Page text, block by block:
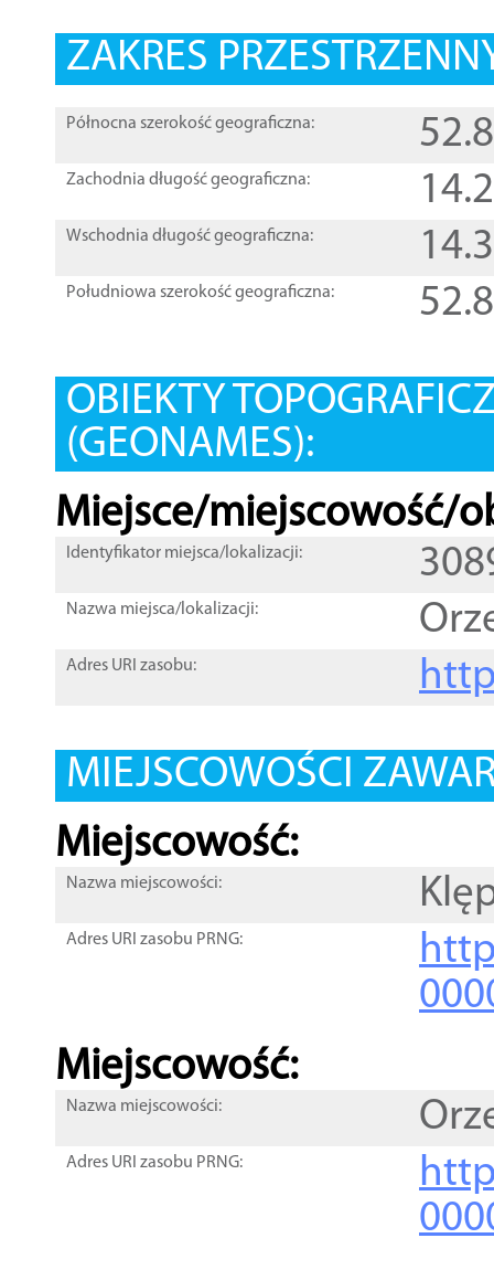
ZAKRES
Północna szerokość geograficzna:
Zachodnia długość geograficzna:
Wschodnia długość geograficzna:
Południowa szerokość geograficzna:
OBIEKTY
(GEONAMES):
Miejsce/miejscowość/
Identyfikator miejsca/lokalizacji:
Nazwa miejsca/lokalizacji:
Adres URI zasobu:
MIEJSCOWOŚCI
Miejscowość:
Nazwa miejscowości:
Adres URI zasobu PRNG:
Miejscowość:
Nazwa miejscowości:
Adres URI zasobu PRNG: